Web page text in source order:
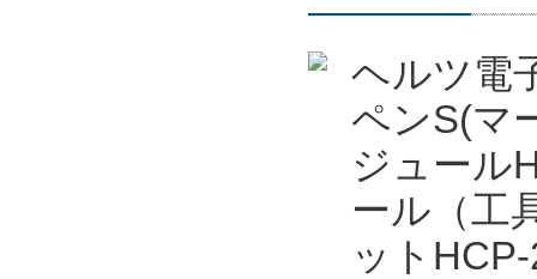
ヘルツ電
ペンS(マ
ジュール
ール（工
ット